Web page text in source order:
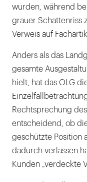
wurden, während
grauer Schattenriss
Verweis auf
Anders als das
gesamte
hielt, hat das OLG
Rechtsprechung
entscheidend, ob
geschützte Position
dadurch verlassen
Kunden „verdeckte